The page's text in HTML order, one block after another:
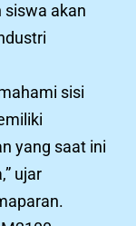
siswa akan
sisi
yang saat ini
ujar